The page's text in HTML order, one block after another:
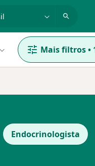
Mais filtros•
Endocrinologista